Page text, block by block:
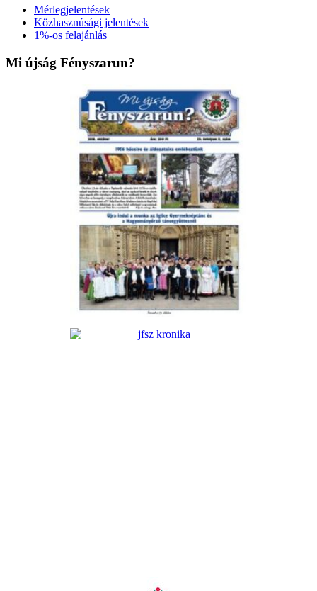
Mérlegjelentések
Közhasznúsági jelentések
1%-os felajánlás
Mi újság Fényszarun?